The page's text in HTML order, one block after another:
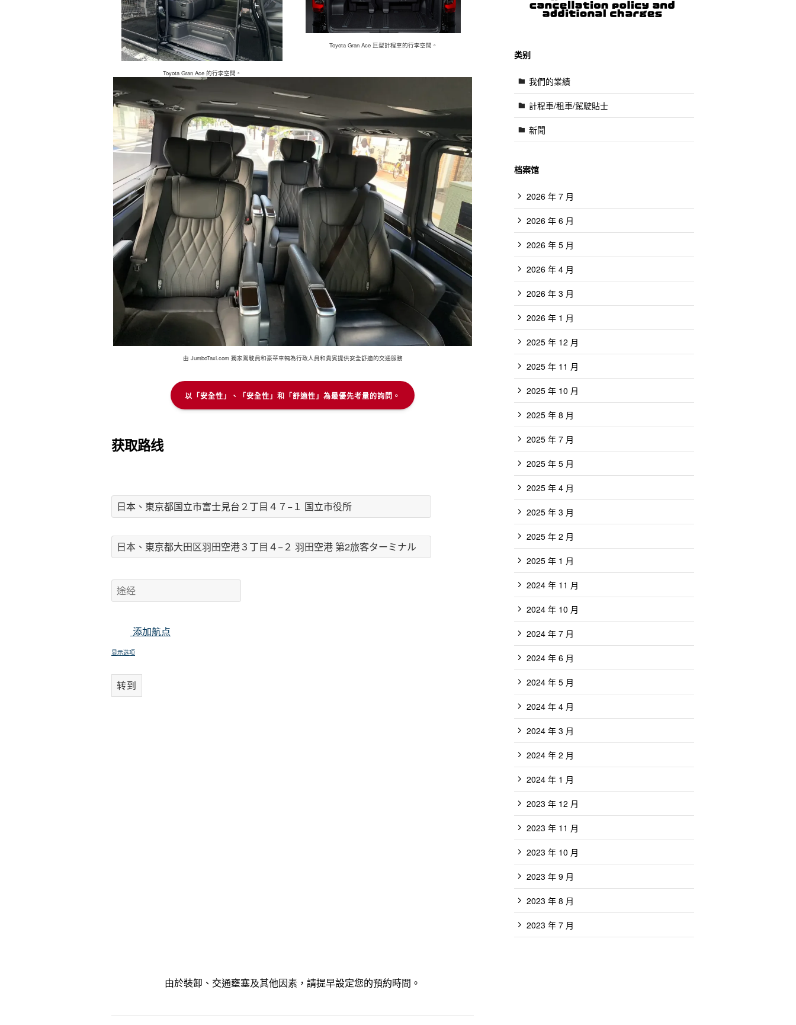
Toyota Gran Ace 的行李空間。
Toyota Gran Ace 巨型計程車的行李空間。
由 JumboTaxi.com 獨家駕駛員和豪華車輛為行政人員和貴賓提供安全舒適的交通服務
以「安全性」、「安全性」和「舒適性」為最優先考量的詢問。
获取路线
添加航点
显示选项
由於裝卸、交通壅塞及其他因素，請提早設定您的預約時間。
类别
我們的業績
計程車/租車/駕駛貼士
新聞
档案馆
2026 年 7 月
2026 年 6 月
2026 年 5 月
2026 年 4 月
2026 年 3 月
2026 年 1 月
2025 年 12 月
2025 年 11 月
2025 年 10 月
2025 年 8 月
2025 年 7 月
2025 年 5 月
2025 年 4 月
2025 年 3 月
2025 年 2 月
2025 年 1 月
2024 年 11 月
2024 年 10 月
2024 年 7 月
2024 年 6 月
2024 年 5 月
2024 年 4 月
2024 年 3 月
2024 年 2 月
2024 年 1 月
2023 年 12 月
2023 年 11 月
2023 年 10 月
2023 年 9 月
2023 年 8 月
2023 年 7 月